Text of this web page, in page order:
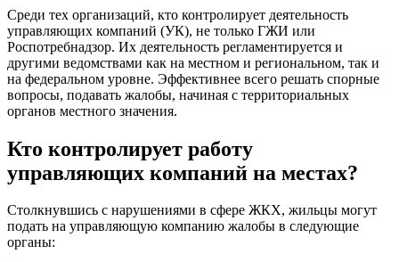
Среди тех организаций, кто контролирует деятельность
управляющих компаний (УК), не только ГЖИ или
Роспотребнадзор. Их деятельность регламентируется и
другими ведомствами как на местном и региональном, так и
на федеральном уровне. Эффективнее всего решать спорные
вопросы, подавать жалобы, начиная с территориальных
органов местного значения.
Кто контролирует работу
управляющих компаний на местах?
Столкнувшись с нарушениями в сфере ЖКХ, жильцы могут
подать на управляющую компанию жалобы в следующие
органы: